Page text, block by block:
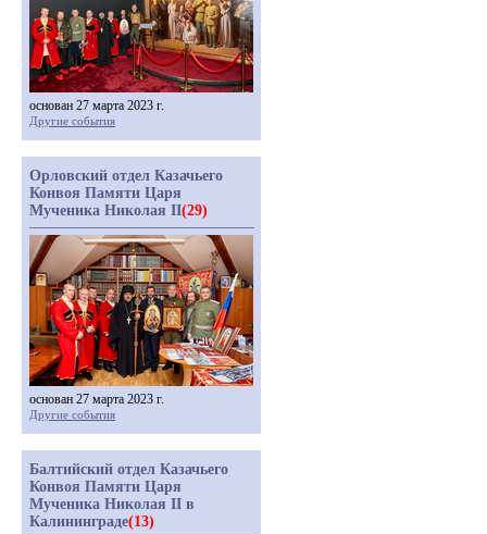
основан 27 марта 2023 г.
Другие события
Орловский отдел Казачьего
Конвоя Памяти Царя
Мученика Николая II(29)
основан 27 марта 2023 г.
Другие события
Балтийский отдел Казачьего
Конвоя Памяти Царя
Мученика Николая II в
Калининграде(13)